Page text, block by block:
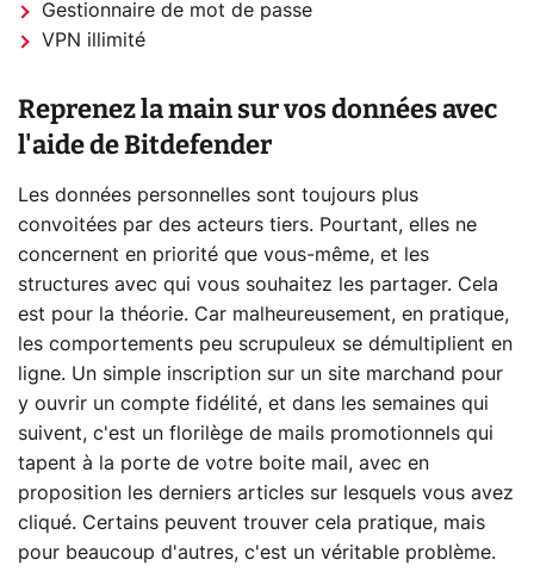
Gestionnaire de mot de passe
VPN illimité
Reprenez la main sur vos données avec
l'aide de Bitdefender
Les données personnelles sont toujours plus
convoitées par des acteurs tiers. Pourtant, elles ne
concernent en priorité que vous-même, et les
structures avec qui vous souhaitez les partager. Cela
est pour la théorie. Car malheureusement, en pratique,
les comportements peu scrupuleux se démultiplient en
ligne. Un simple inscription sur un site marchand pour
y ouvrir un compte fidélité, et dans les semaines qui
suivent, c'est un florilège de mails promotionnels qui
tapent à la porte de votre boite mail, avec en
proposition les derniers articles sur lesquels vous avez
cliqué. Certains peuvent trouver cela pratique, mais
pour beaucoup d'autres, c'est un véritable problème.